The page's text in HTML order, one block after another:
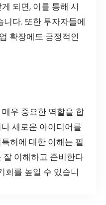
되면, 이를 통해 시
다. 또한 투자자들에
확장에도 긍정적인
우 중요한 역할을 합
새로운 아이디어를
허에 대한 이해는 필
잘 이해하고 준비한다
회를 높일 수 있습니